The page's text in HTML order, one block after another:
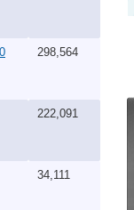
298,564
222,091
34,111